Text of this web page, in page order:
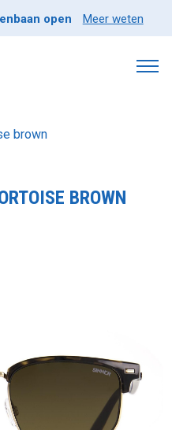
open Meer weten
brown
BROWN